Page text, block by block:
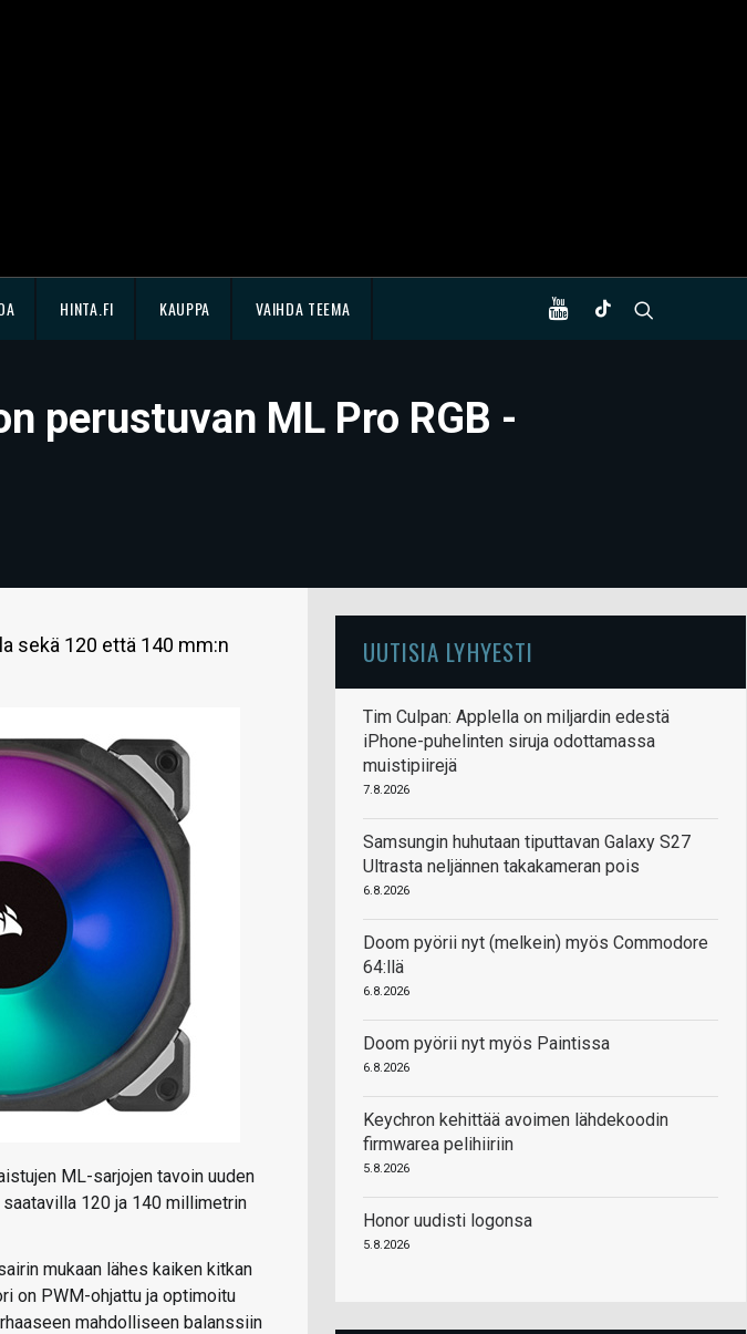
HINTA.FI KAUPPA VAIHDA TEEMA
perustuvan ML Pro RGB -
sekä 120 että 140 mm:n
ML-sarjojen tavoin uuden
120 ja 140 millimetrin
mukaan lähes kaiken kitkan
on PWM-ohjattu ja optimoitu
mahdolliseen balanssiin
UUTISIA LYHYESTI
Tim Culpan: Applella on miljardin edestä
iPhone-puhelinten siruja odottamassa
muistipiirejä
7.8.2026
Samsungin huhutaan tiputtavan Galaxy S27
Ultrasta neljännen takakameran pois
6.8.2026
Doom pyörii nyt (melkein) myös Commodore
64:llä
6.8.2026
Doom pyörii nyt myös Paintissa
6.8.2026
Keychron kehittää avoimen lähdekoodin
firmwarea pelihiiriin
5.8.2026
Honor uudisti logonsa
5.8.2026